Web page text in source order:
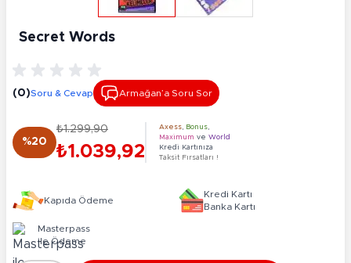
Secret Words
(0)Soru & Cevap Armağan’a Soru Sor
%20
₺1.299,90
₺1.039,92
Axess Bonus
Maximum ve World
Kredi Kartınıza
Taksit Fırsatları !
Kapıda Ödeme
Kredi Kartı
Banka Kartı
Masterpass
ile Ödeme